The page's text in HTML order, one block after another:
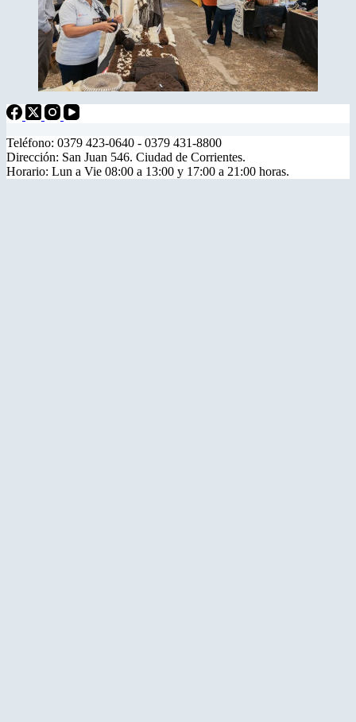
Teléfono: 0379 423-0640 - 0379 431-8800
Dirección: San Juan 546. Ciudad de Corrientes.
Horario: Lun a Vie 08:00 a 13:00 y 17:00 a 21:00 horas.